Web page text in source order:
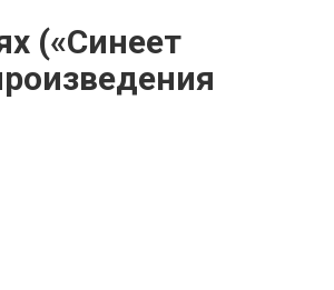
(«Синеет